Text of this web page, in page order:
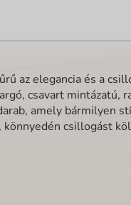
az elegancia és a
csavart
amely bármilyen
csillogást